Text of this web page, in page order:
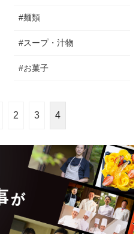
#麺類
#スープ・汁物
#お菓子
2 3 4